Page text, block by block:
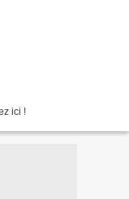
ici !